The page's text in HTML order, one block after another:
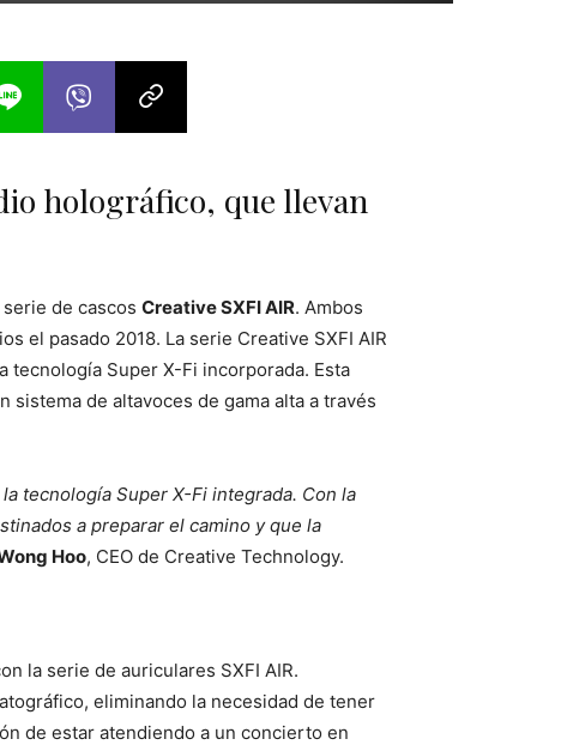
holográfico, que llevan
de cascos Creative SXFI AIR. Ambos
el pasado 2018. La serie Creative SXFI AIR
tecnología Super X-Fi incorporada. Esta
de altavoces de gama alta a través
tecnología Super X-Fi integrada. Con la
a preparar el camino y que la
Hoo, CEO de Creative Technology.
la serie de auriculares SXFI AIR.
eliminando la necesidad de tener
de estar atendiendo a un concierto en